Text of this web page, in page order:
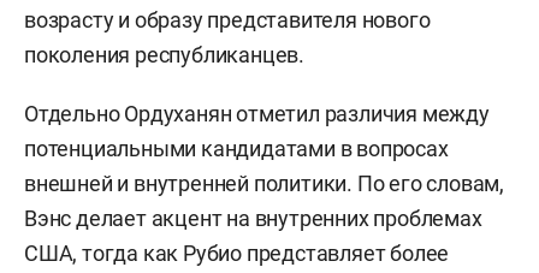
возрасту и образу представителя нового
поколения республиканцев.
Отдельно Ордуханян отметил различия между
потенциальными кандидатами в вопросах
внешней и внутренней политики. По его словам,
Вэнс делает акцент на внутренних проблемах
США, тогда как Рубио представляет более